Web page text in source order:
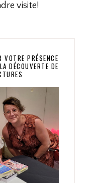
visite!
VOTRE PRÉSENCE
DÉCOUVERTE DE